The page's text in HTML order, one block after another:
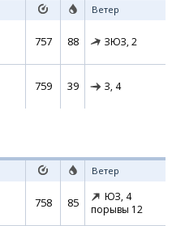
Ветер
757 88 ЗЮЗ, 2
759 39 З, 4
Ветер
758 85 ЮЗ, 4
порывы 12